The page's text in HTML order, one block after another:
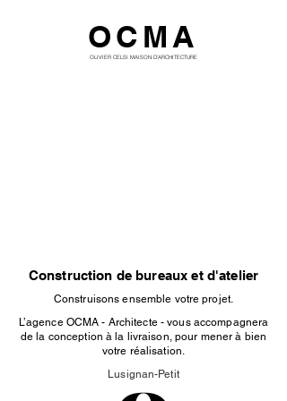
OCMA
OLIVIER CELSI MAISON D'ARCHITECTURE
Construction de bureaux et d'atelier
Construisons ensemble votre projet.
L’agence OCMA - Architecte - vous accompagnera
de la conception à la livraison, pour mener à bien
votre réalisation.
Lusignan-Petit